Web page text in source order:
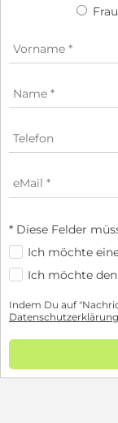
Frau
* Diese Felder
Ich möchte
Ich möchte
Indem Du auf
Datenschutzerklärung